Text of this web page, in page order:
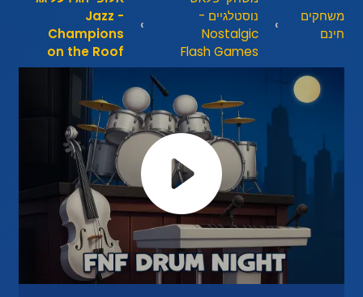
משחקים
חינם
נוסטלגיים -
Nostalgic
Flash Games
- Jazz
Champions
on the Roof